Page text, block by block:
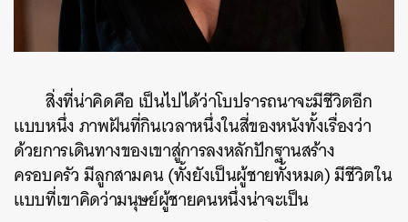
สิ่งที่น่าคิดคือ เป็นไปได้ว่าโบปรารถนาจะมีชีวิตอีก
แบบหนึ่ง ภาพฝันที่กินเวลาหนึ่งในสี่ของหนังทั้งเรื่องว่า
ด้วยการเดินทางของเขาสู่การลงหลักปักฐานสร้าง
ครอบครัว มีลูกสามคน (ทั้งยังเป็นผู้ชายทั้งหมด) มีชีวิตใน
แบบที่เขาคิดว่ามนุษย์ผู้ชายคนหนึ่งน่าจะเป็น